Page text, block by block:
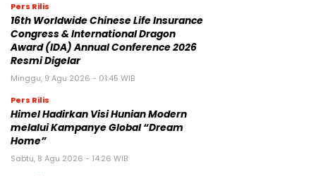
Pers Rilis
16th Worldwide Chinese Life Insurance
Congress & International Dragon
Award (IDA) Annual Conference 2026
Resmi Digelar
Minggu, 9 Agu 2026 - 01:45 WIB
Pers Rilis
Himel Hadirkan Visi Hunian Modern
melalui Kampanye Global “Dream
Home”
Sabtu, 8 Agu 2026 - 14:26 WIB